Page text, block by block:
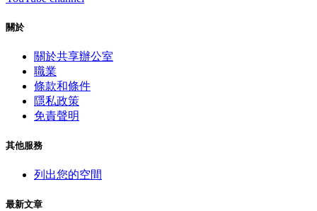
關於
關於共享辦公室
職業
條款和條件
隱私政策
免責聲明
其他服務
列出您的空間
最新文章